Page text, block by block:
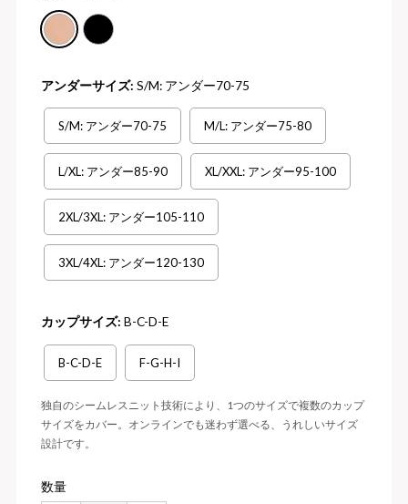
アンダーサイズ: S/M: アンダー70-75
S/M: アンダー70-75 M/L: アンダー75-80
L/XL: アンダー85-90 XL/XXL: アンダー95-100
2XL/3XL: アンダー105-110
3XL/4XL: アンダー120-130
カップサイズ: B-C-D-E
B-C-D-E F-G-H-I
独自のシームレスニット技術により、1つのサイズで複数のカップ
サイズをカバー。オンラインでも迷わず選べる、うれしいサイズ
設計です。
数量